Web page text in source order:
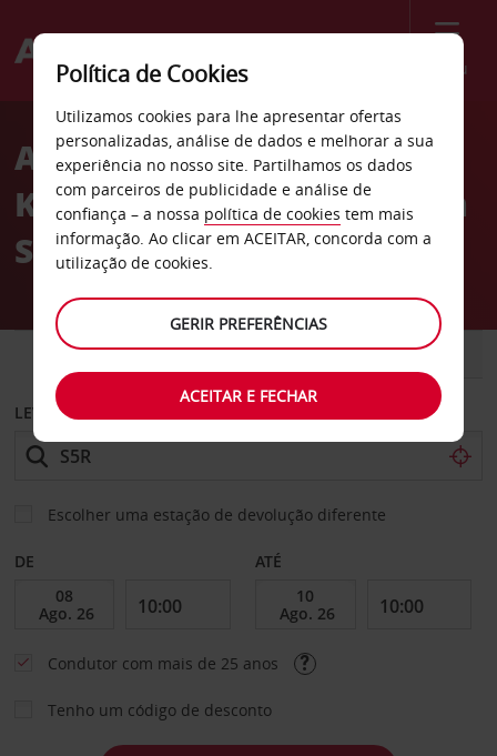
Menu
Welcome
AvisAluguer de carros 10076
King George Boulevard em
Surrey
CARRO COMERCIAIS
LEVANTAR EM
Escolher uma estação de devolução diferente
DE ATÉ
Condutor com mais de 25 anos
Tenho um código de desconto
Política de Cookies
Utilizamos cookies para lhe apresentar ofertas
personalizadas, análise de dados e melhorar a sua
experiência no nosso site. Partilhamos os dados
com parceiros de publicidade e análise de
confiança – a nossa política de cookies tem mais
informação. Ao clicar em ACEITAR, concorda com a
utilização de cookies.
GERIR PREFERÊNCIAS
ACEITAR E FECHAR